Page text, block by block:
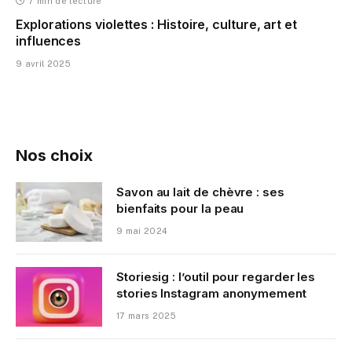
Explorations violettes : Histoire, culture, art et
influences
9 avril 2025
Nos choix
Savon au lait de chèvre : ses
bienfaits pour la peau
9 mai 2024
Storiesig : l’outil pour regarder les
stories Instagram anonymement
17 mars 2025